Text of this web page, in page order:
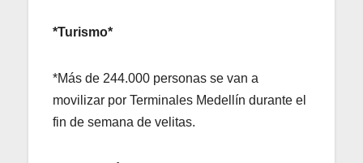
*Turismo*
*Más de 244.000 personas se van a
movilizar por Terminales Medellín durante el
fin de semana de velitas.